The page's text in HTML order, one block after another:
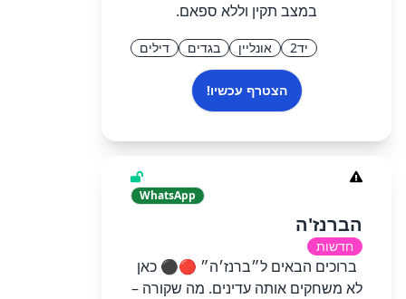
במצב תקין וללא ספאם.
יד2 אונליין בגדים דילים
הצטרף עכשיו!
WhatsApp
הברנז'ה
חדשות
ברוכים הבאים ל״ברנז׳ה״ 🔴⚫ כאן
לא משחקים אותה עדינים. מה שקורה –